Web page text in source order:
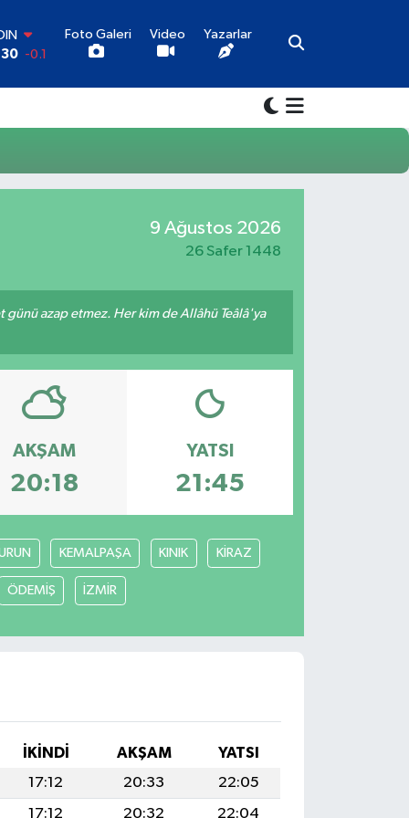
-0.1
0.32
Foto Galeri Video Yazarlar
9 Ağustos 2026
26 Safer 1448
günü azap etmez. Her kim de Allâhü Teâlâ'ya
AKŞAM
20:18
YATSI
21:45
KEMALPAŞA KINIK KİRAZ
ÖDEMİŞ İZMİR
İKINDI AKŞAM
YATSI
17:12
20:33
22:05
17:12
20:32 22:04